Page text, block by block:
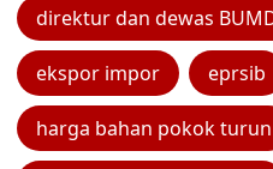
direktur dan dewas
ekspor impor eprsib
harga bahan pokok turun